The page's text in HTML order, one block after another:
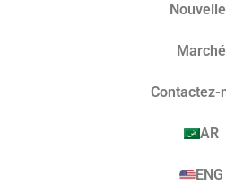
Marché​
Contactez-
AR
ENG